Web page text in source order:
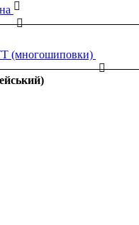
(многошиповки)